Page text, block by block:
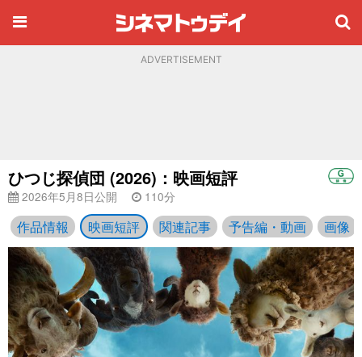
ADVERTISEMENT
ひつじ探偵団 (2026)：映画短評
2026年5月8日公開 110分
作品情報 映画短評 関連記事 予告編・動画 画像